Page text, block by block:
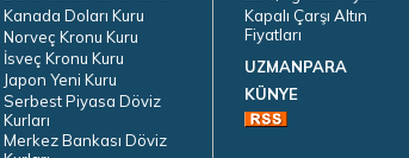
Kanada Doları Kuru
Norveç Kronu Kuru
İsveç Kronu Kuru
Japon Yeni Kuru
Serbest Piyasa Döviz
Kurları
Merkez Bankası Döviz
Kapalı Çarşı Altın
Fiyatları
UZMANPARA
KÜNYE